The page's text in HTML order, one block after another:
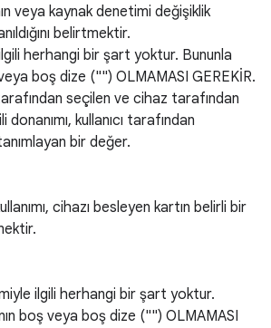
veya kaynak denetimi değişiklik
belirtmektir.
herhangi bir şart yoktur. Bununla
boş dize ("") OLMAMASI GEREKİR.
seçilen ve cihaz tarafından
donanımı, kullanıcı tarafından
bir değer.
cihazı besleyen kartın belirli bir
ilgili herhangi bir şart yoktur.
boş veya boş dize ("") OLMAMASI